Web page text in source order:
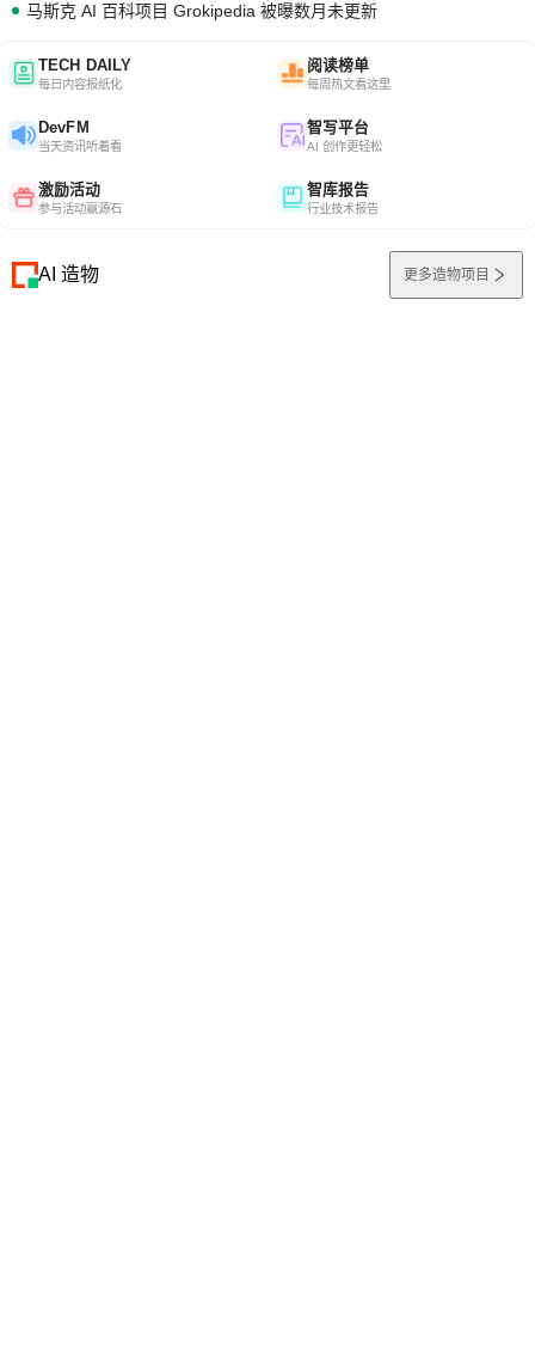
马斯克 AI 百科项目 Grokipedia 被曝数月未更新
TECH DAILY
每日内容报纸化
阅读榜单
每周热文看这里
DevFM
当天资讯听着看
智写平台
AI 创作更轻松
激励活动
参与活动赢源石
智库报告
行业技术报告
AI 造物 更多造物项目